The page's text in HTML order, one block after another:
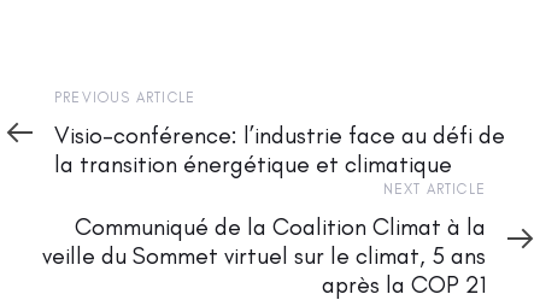
Previous
Article
PREVIOUS ARTICLE
Visio-conférence: l’industrie face au défi de
la transition énergétique et climatique
Article
NEXT ARTICLE
Communiqué de la Coalition Climat à la
veille du Sommet virtuel sur le climat, 5 ans
après la COP 21